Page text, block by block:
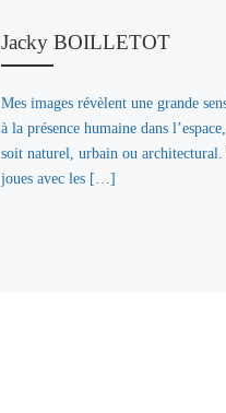
Jacky BOILLETOT
Mes images révèlent une grande
à la présence humaine dans
soit naturel, urbain ou architectural.
joues avec les […]